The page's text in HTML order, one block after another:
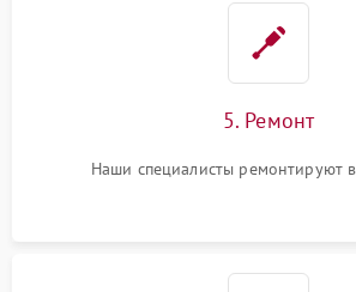
5. Ремонт
Наши специалисты ремонтируют